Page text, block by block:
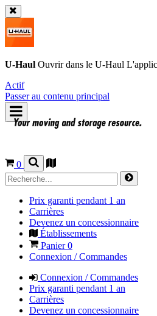
U-Haul Ouvrir dans le U-Haul
Actif
Passer au contenu principal
0
Prix garanti pendant 1 an
Carrières
Devenez un concessionnaire
Établissements
Panier0
Connexion / Commandes
Connexion / Commandes
Prix garanti pendant 1 an
Carrières
Devenez un concessionnaire